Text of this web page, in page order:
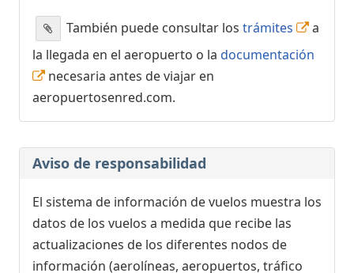
También puede consultar los trámites
a
la llegada en el aeropuerto o la documentación
necesaria antes de viajar en
aeropuertosenred.com.
Aviso de responsabilidad
El sistema de información de vuelos muestra los
datos de los vuelos a medida que recibe las
actualizaciones de los diferentes nodos de
información (aerolíneas, aeropuertos, tráfico